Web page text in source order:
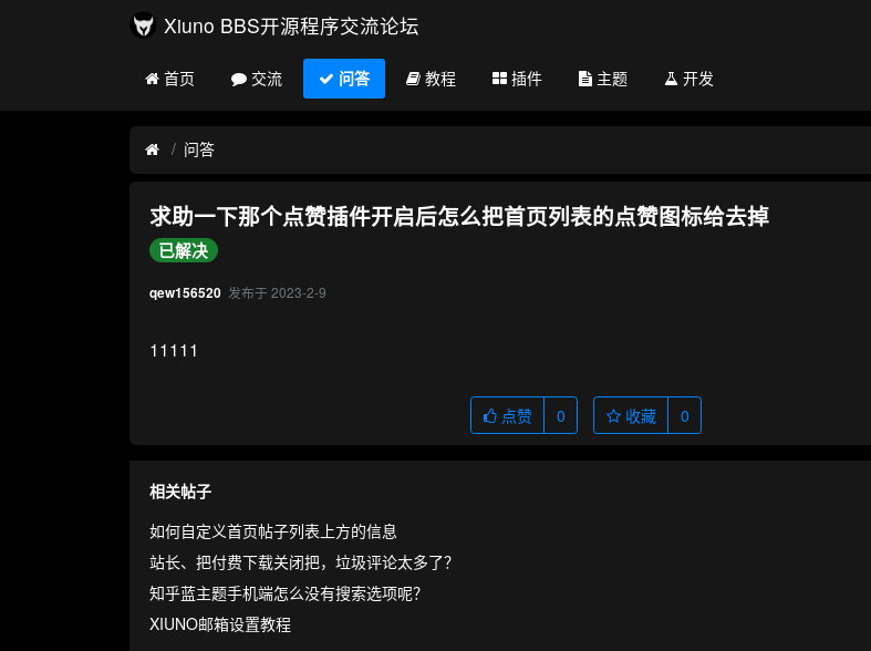
Xiuno BBS开源程序交流论坛
首页 交流 问答 教程 插件 主题 开发
问答
求助一下那个点赞插件开启后怎么把首页列表的点赞图标给去掉
已解决
qew156520 发布于 2023-2-9
11111
点赞 0 收藏 0
相关帖子
如何自定义首页帖子列表上方的信息
站长、把付费下载关闭把，垃圾评论太多了？
知乎蓝主题手机端怎么没有搜索选项呢？
XIUNO邮箱设置教程